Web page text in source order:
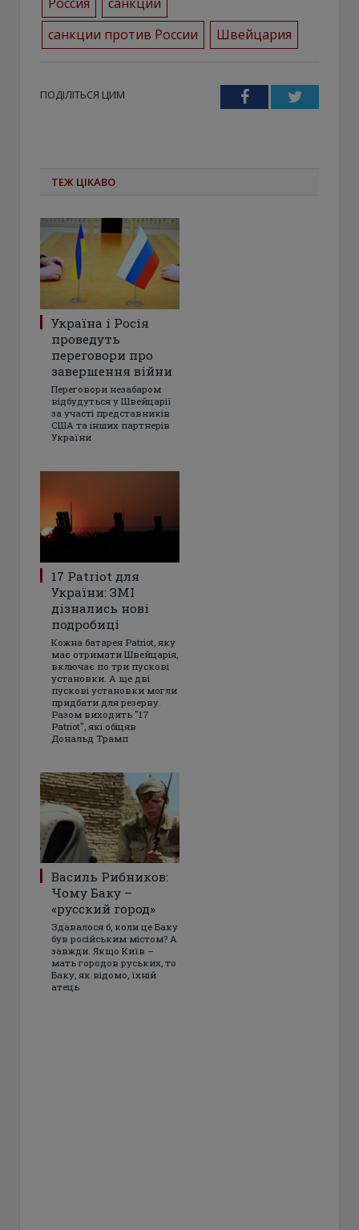
санкции против России
Швейцария
ПОДІЛІТЬСЯ ЦИМ FacebookTwitter
ТЕЖ ЦІКАВО
Україна і Росія
проведуть
переговори про
завершення війни
Переговори незабаром
відбудуться у Швейцарії
за участі представників
США та інших партнерів
України
17 Patriot для
України: ЗМІ
дізнались нові
подробиці
Кожна батарея Patriot, яку
має отримати Швейцарія,
включає по три пускові
установки. А ще дві
пускові установки могли
придбати для резерву.
Разом виходить "17
Patriot", які обіцяв
Дональд Трамп
Василь Рибников:
Чому Баку –
«русский город»
Здавалося б, коли це Баку
був російським містом? А
завжди. Якщо Київ –
мать городов руських, то
Баку, як відомо, їхній
атець